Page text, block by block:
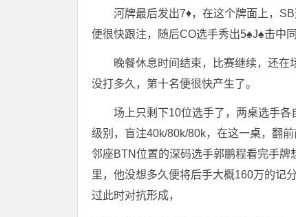
河牌最后发出7♦️，在这个牌面上，
便很快跟注，随后CO选手秀出5♠️J♠️击中
晚餐休息时间结束，比赛继续，还
没打多久，第十名便很快产生了。
场上只剩下10位选手了，两桌选手
级别，盲注40k/80k/80k，在这一桌，翻
邻座BTN位置的深码选手郭鹏程看完手
里，他没想多久便将后手大概160万的记
过此时对抗形成，